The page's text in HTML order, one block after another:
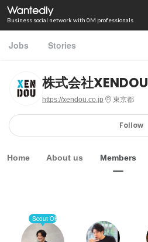
Business social network with 0M professionals
Jobs Stories
株式会社XENDOU
https://xendou.co.jp 東京都
Follow
Home About us Members
Scout OK